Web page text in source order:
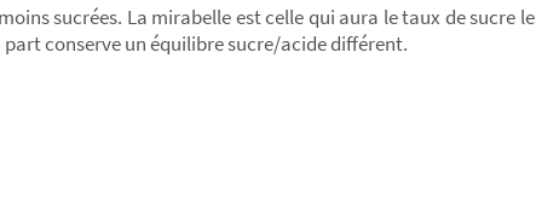
sucrées. La mirabelle est celle qui aura le taux de sucre le
part conserve un équilibre sucre/acide différent.